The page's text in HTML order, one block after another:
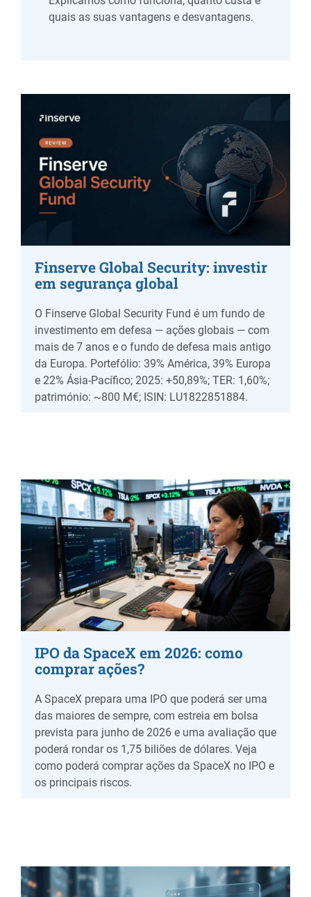
quais as suas vantagens e desvantagens.
Finserve Global Security: investir
em segurança global
O Finserve Global Security Fund é um fundo de
investimento em defesa — ações globais — com
mais de 7 anos e o fundo de defesa mais antigo
da Europa. Portefólio: 39% América, 39% Europa
e 22% Ásia-Pacífico; 2025: +50,89%; TER: 1,60%;
património: ~800 M€; ISIN: LU1822851884.
IPO da SpaceX em 2026: como
comprar ações?
A SpaceX prepara uma IPO que poderá ser uma
das maiores de sempre, com estreia em bolsa
prevista para junho de 2026 e uma avaliação que
poderá rondar os 1,75 biliões de dólares. Veja
como poderá comprar ações da SpaceX no IPO e
os principais riscos.